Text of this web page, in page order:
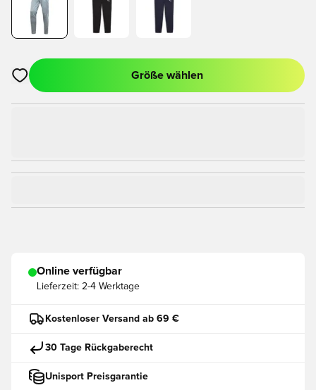
Öffnet ein Fenster zum Anmelden oder Registrieren als
Größe wählen
Online verfügbar
Lieferzeit: 2-4 Werktage
Kostenloser Versand ab 69 €
30 Tage Rückgaberecht
Unisport Preisgarantie